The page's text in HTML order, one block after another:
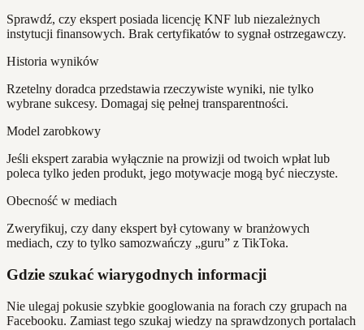
Sprawdź, czy ekspert posiada licencję KNF lub niezależnych
instytucji finansowych. Brak certyfikatów to sygnał ostrzegawczy.
Historia wyników
Rzetelny doradca przedstawia rzeczywiste wyniki, nie tylko
wybrane sukcesy. Domagaj się pełnej transparentności.
Model zarobkowy
Jeśli ekspert zarabia wyłącznie na prowizji od twoich wpłat lub
poleca tylko jeden produkt, jego motywacje mogą być nieczyste.
Obecność w mediach
Zweryfikuj, czy dany ekspert był cytowany w branżowych
mediach, czy to tylko samozwańczy „guru” z TikToka.
Gdzie szukać wiarygodnych informacji
Nie ulegaj pokusie szybkie googlowania na forach czy grupach na
Facebooku. Zamiast tego szukaj wiedzy na sprawdzonych portalach